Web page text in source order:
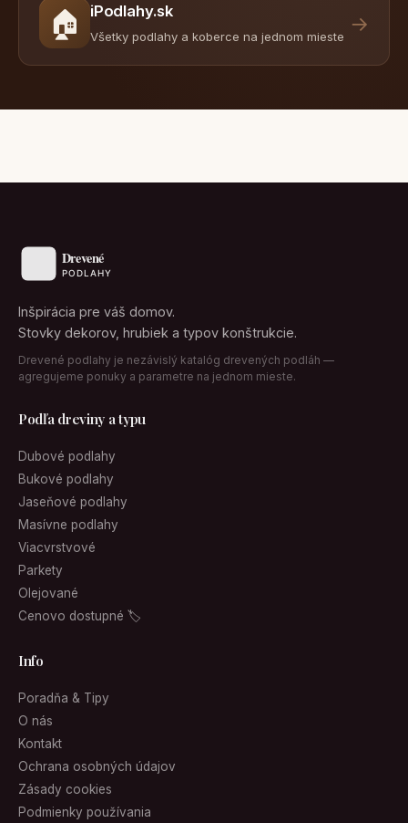
🏠 iPodlahy.sk
Všetky podlahy a koberce na jednom mieste
→
Inšpirácia pre váš domov.
Stovky dekorov, hrubiek a typov konštrukcie.
Drevené podlahy je nezávislý katalóg drevených podláh —
agregujeme ponuky a parametre na jednom mieste.
Podľa dreviny a typu
Dubové podlahy
Bukové podlahy
Jaseňové podlahy
Masívne podlahy
Viacvrstvové
Parkety
Olejované
Cenovo dostupné 🏷
Info
Poradňa & Tipy
O nás
Kontakt
Ochrana osobných údajov
Zásady cookies
Podmienky používania